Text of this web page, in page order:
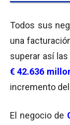
Todos sus
una
superar así
€ 42.636
incremento del
El negocio de